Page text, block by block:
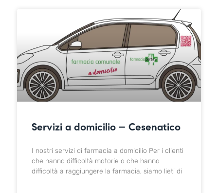
Servizi a domicilio – Cesenatico
I nostri servizi di farmacia a domicilio Per i clienti
che hanno difficoltà motorie o che hanno
difficoltà a raggiungere la farmacia, siamo lieti di